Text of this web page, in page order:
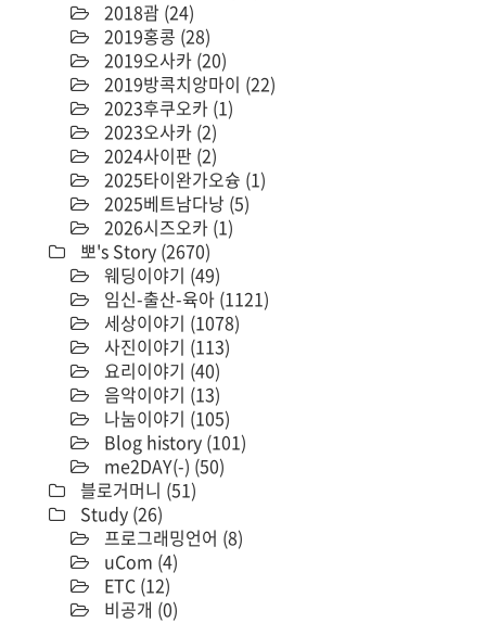
2018괌 (24)
2019홍콩 (28)
2019오사카 (20)
2019방콕치앙마이 (22)
2023후쿠오카 (1)
2023오사카 (2)
2024사이판 (2)
2025타이완가오슝 (1)
2025베트남다낭 (5)
2026시즈오카 (1)
뽀's Story (2670)
웨딩이야기 (49)
임신-출산-육아 (1121)
세상이야기 (1078)
사진이야기 (113)
요리이야기 (40)
음악이야기 (13)
나눔이야기 (105)
Blog history (101)
me2DAY(-) (50)
블로거머니 (51)
Study (26)
프로그래밍언어 (8)
uCom (4)
ETC (12)
비공개 (0)